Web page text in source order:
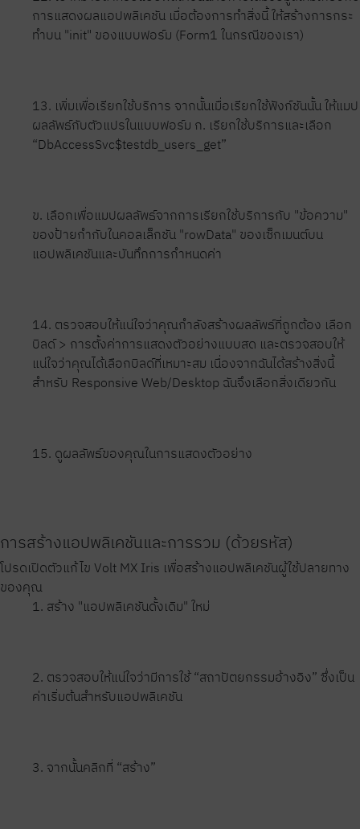
การแสดงผลแอปพลิเคชัน เมื่อต้องการทำสิ่งนี้ ให้สร้างการกระ
ทำบน "init" ของแบบฟอร์ม (Form1 ในกรณีของเรา)
13. เพิ่มเพื่อเรียกใช้บริการ จากนั้นเมื่อเรียกใช้ฟังก์ชันนั้น ให้แมป
ผลลัพธ์กับตัวแปรในแบบฟอร์ม ก. เรียกใช้บริการและเลือก
“DbAccessSvc$testdb_users_get”
ข. เลือกเพื่อแมปผลลัพธ์จากการเรียกใช้บริการกับ "ข้อความ"
ของป้ายกำกับในคอลเล็กชัน "rowData" ของเซ็กเมนต์บน
แอปพลิเคชันและบันทึกการกำหนดค่า
14. ตรวจสอบให้แน่ใจว่าคุณกำลังสร้างผลลัพธ์ที่ถูกต้อง เลือก
บิลด์ > การตั้งค่าการแสดงตัวอย่างแบบสด และตรวจสอบให้
แน่ใจว่าคุณได้เลือกบิลด์ที่เหมาะสม เนื่องจากฉันได้สร้างสิ่งนี้
สำหรับ Responsive Web/Desktop ฉันจึงเลือกสิ่งเดียวกัน
15. ดูผลลัพธ์ของคุณในการแสดงตัวอย่าง
การสร้างแอปพลิเคชันและการรวม (ด้วยรหัส)
โปรดเปิดตัวแก้ไข Volt MX Iris เพื่อสร้างแอปพลิเคชันผู้ใช้ปลายทาง
ของคุณ
1. สร้าง "แอปพลิเคชันดั้งเดิม" ใหม่
2. ตรวจสอบให้แน่ใจว่ามีการใช้ “สถาปัตยกรรมอ้างอิง” ซึ่งเป็น
ค่าเริ่มต้นสำหรับแอปพลิเคชัน
3. จากนั้นคลิกที่ “สร้าง”